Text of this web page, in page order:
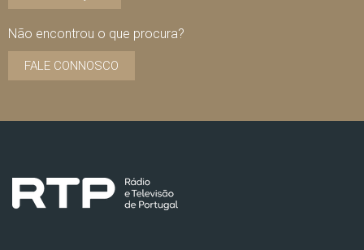
Não encontrou o que procura?
FALE CONNOSCO